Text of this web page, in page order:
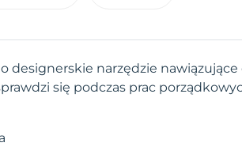
designerskie narzędzie
się podczas prac